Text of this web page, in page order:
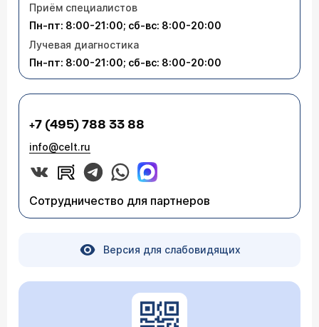
Приём специалистов
Пн-пт: 8:00-21:00; сб-вс: 8:00-20:00
Лучевая диагностика
Пн-пт: 8:00-21:00; сб-вс: 8:00-20:00
+7 (495) 788 33 88
info@celt.ru
Сотрудничество для партнеров
Версия для слабовидящих